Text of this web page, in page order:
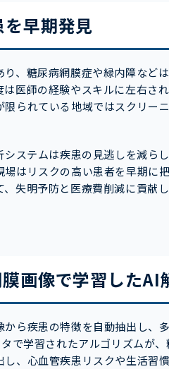
早期発見
、糖尿病網膜症や緑内障など
医師の経験やスキルに左右さ
られている地域ではスクリー
ステムは疾患の見逃しを減ら
はリスクの高い患者を早期に
失明予防と医療費削減に貢献
画像で学習したAI
ら疾患の特徴を自動抽出し、
で学習されたアルゴリズムが
、心血管疾患リスクや生活習